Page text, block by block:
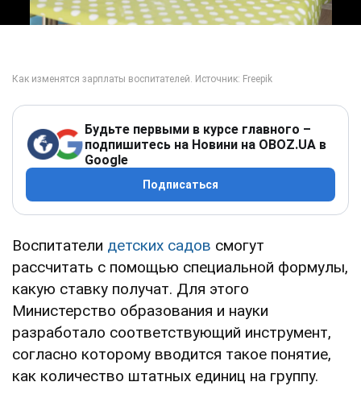
Будьте первыми в курсе главного –
подпишитесь на Новини на OBOZ.UA в
Google
Подписаться
Воспитатели детских садов смогут
рассчитать с помощью специальной формулы,
какую ставку получат. Для этого
Министерство образования и науки
разработало соответствующий инструмент,
согласно которому вводится такое понятие,
как количество штатных единиц на группу.